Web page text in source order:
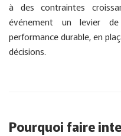
à des contraintes
événement un levier
performance durable, en
décisions.
Pourquoi faire